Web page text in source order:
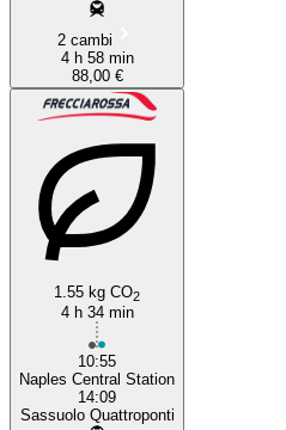
2 cambi
4 h 58 min
88,00 €
1.55 kg CO2
4 h 34 min
10:55
Naples Central Station
14:09
Sassuolo Quattroponti